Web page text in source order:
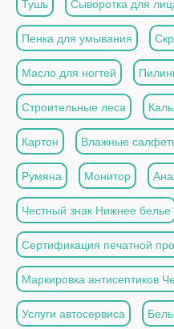
Тушь Сыворотка для
Пенка для умывания
Масло для ногтей
Строительные леса
Картон Влажные
Румяна Монитор
Честный знак Нижнее белье
Сертификация печатной
Маркировка антисептиков
Услуги автосервиса